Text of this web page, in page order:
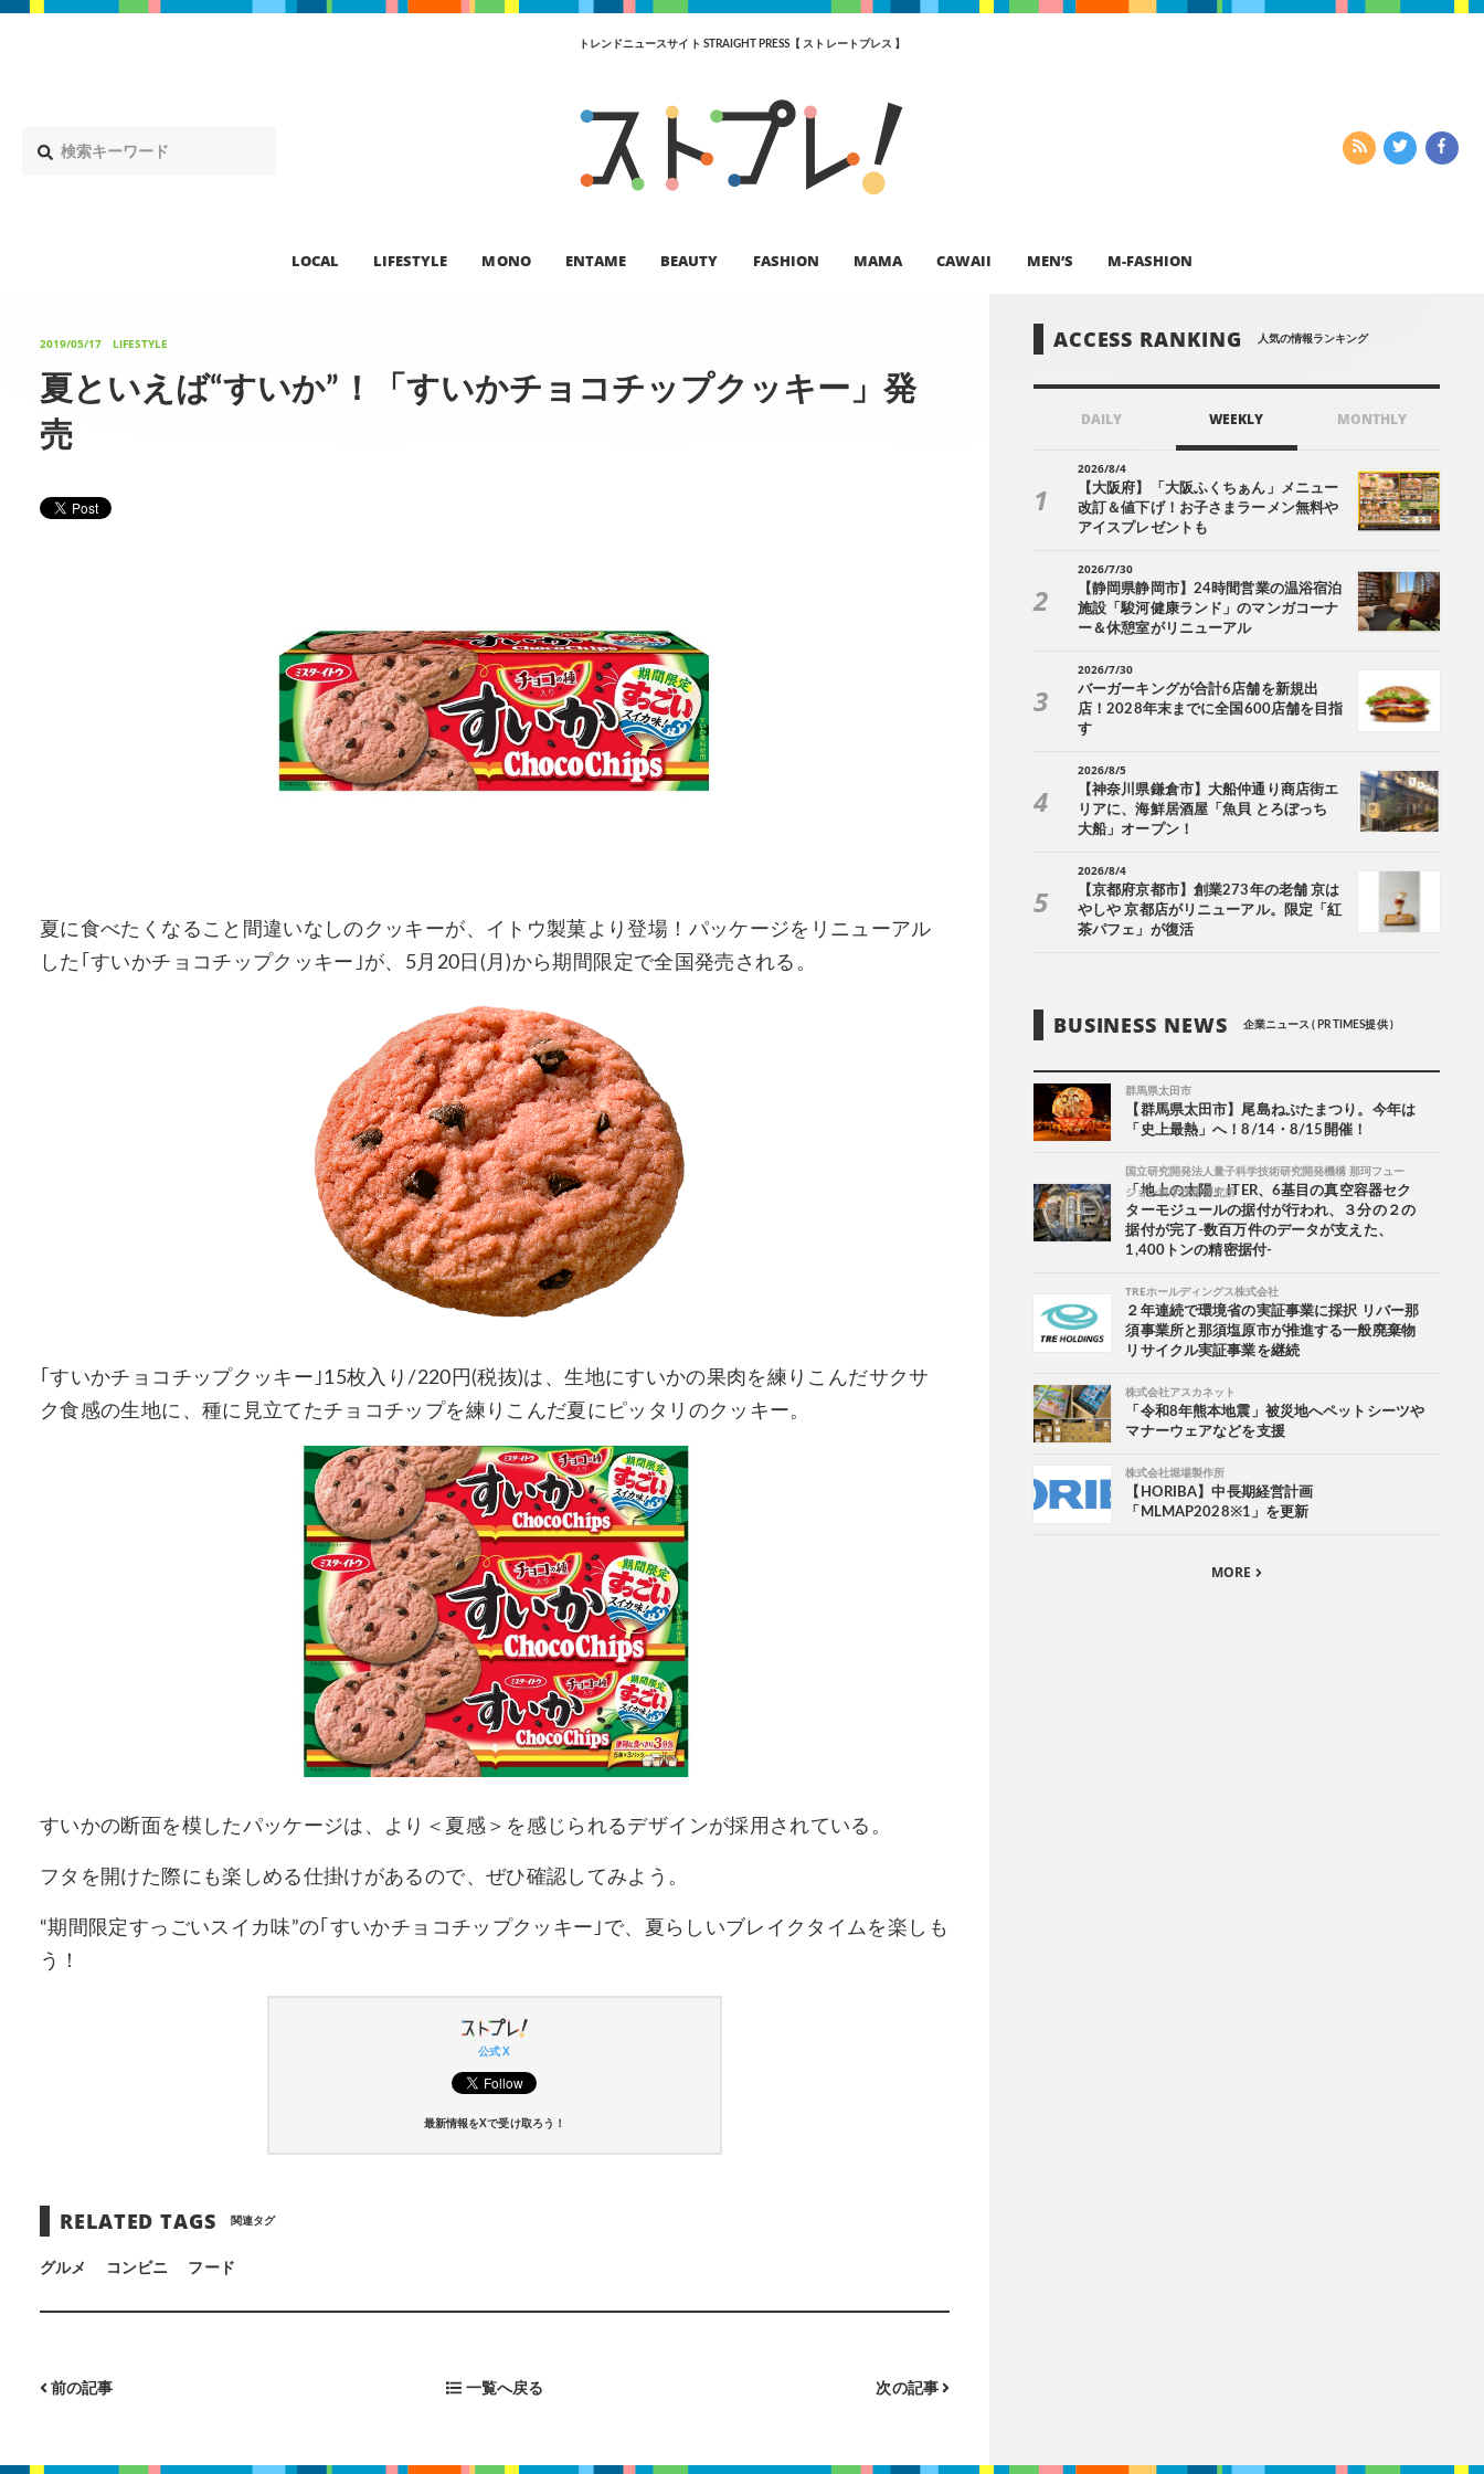
トレンドニュースサイト STRAIGHT PRESS【 ストレートプレス 】
LOCAL LIFESTYLE MONO ENTAME BEAUTY FASHION MAMA CAWAII MEN’S M-FASHION
2019/05/17 LIFESTYLE
夏といえば“すいか”！「すいかチョコチップクッキー」発
売
夏に食べたくなること間違いなしのクッキーが、イトウ製菓より登場！パッケージをリニューアル
した｢すいかチョコチップクッキー｣が、5月20日(月)から期間限定で全国発売される。
｢すいかチョコチップクッキー｣15枚入り/220円(税抜)は、生地にすいかの果肉を練りこんだサクサ
ク食感の生地に、種に見立てたチョコチップを練りこんだ夏にピッタリのクッキー。
すいかの断面を模したパッケージは、より＜夏感＞を感じられるデザインが採用されている。
フタを開けた際にも楽しめる仕掛けがあるので、ぜひ確認してみよう。
“期間限定すっごいスイカ味”の｢すいかチョコチップクッキー｣で、夏らしいブレイクタイムを楽しも
う！
公式 X
最新情報をXで受け取ろう！
RELATED TAGS 関連タグ
グルメ コンビニ フード
前の記事 一覧へ戻る 次の記事
ACCESS RANKING 人気の情報ランキング
DAILY WEEKLY MONTHLY
2026/8/4
【大阪府】「大阪ふくちぁん」メニュー
改訂＆値下げ！お子さまラーメン無料や
アイスプレゼントも
2026/7/30
【静岡県静岡市】24時間営業の温浴宿泊
施設「駿河健康ランド」のマンガコーナ
ー＆休憩室がリニューアル
2026/7/30
バーガーキングが合計6店舗を新規出
店！2028年末までに全国600店舗を目指
す
2026/8/5
【神奈川県鎌倉市】大船仲通り商店街エ
リアに、海鮮居酒屋「魚貝 とろぼっち
大船」オープン！
2026/8/4
【京都府京都市】創業273年の老舗 京は
やしや 京都店がリニューアル。限定「紅
茶パフェ」が復活
BUSINESS NEWS 企業ニュース ( PR TIMES提供 )
群馬県太田市
【群馬県太田市】尾島ねぷたまつり。今年は
「史上最熱」へ！8/14・8/15開催！
国立研究開発法人量子科学技術研究開発機構 那珂フュー
ジョン科学技術研究所
「地上の太陽」ITER、6基目の真空容器セク
ターモジュールの据付が行われ、３分の２の
据付が完了-数百万件のデータが支えた、
1,400トンの精密据付-
TREホールディングス株式会社
２年連続で環境省の実証事業に採択 リバー那
須事業所と那須塩原市が推進する一般廃棄物
リサイクル実証事業を継続
株式会社アスカネット
「令和8年熊本地震」被災地へペットシーツや
マナーウェアなどを支援
株式会社堀場製作所
【HORIBA】中長期経営計画
「MLMAP2028※1」を更新
MORE